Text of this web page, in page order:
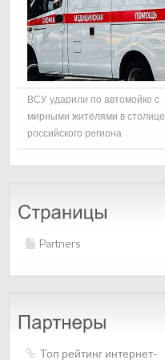
ВСУ ударили по автомойке с
мирными жителями в столице
российского региона
Partners
Топ рейтинг интернет-